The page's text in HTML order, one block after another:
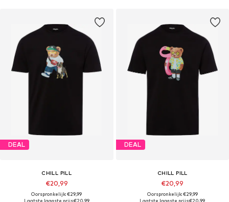
DEAL
CHILL PILL
€20,99
Oorspronkelijk: €29,99
Laatste laagste prijs:€20,99
DEAL
CHILL PILL
€20,99
Oorspronkelijk: €29,99
Laatste laagste prijs:€20,99